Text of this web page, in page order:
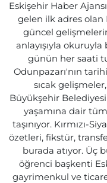
Eskişehir Haber
gelen ilk adres olan
güncel
anlayışıyla
günün her saati
Odunpazarı'nın
sıcak
Büyükşehir
yaşamına dair
taşınıyor. Kırmızı-
özetleri, fikstür,
burada atıyor. Üç
öğrenci başkenti
gayrimenkul ve